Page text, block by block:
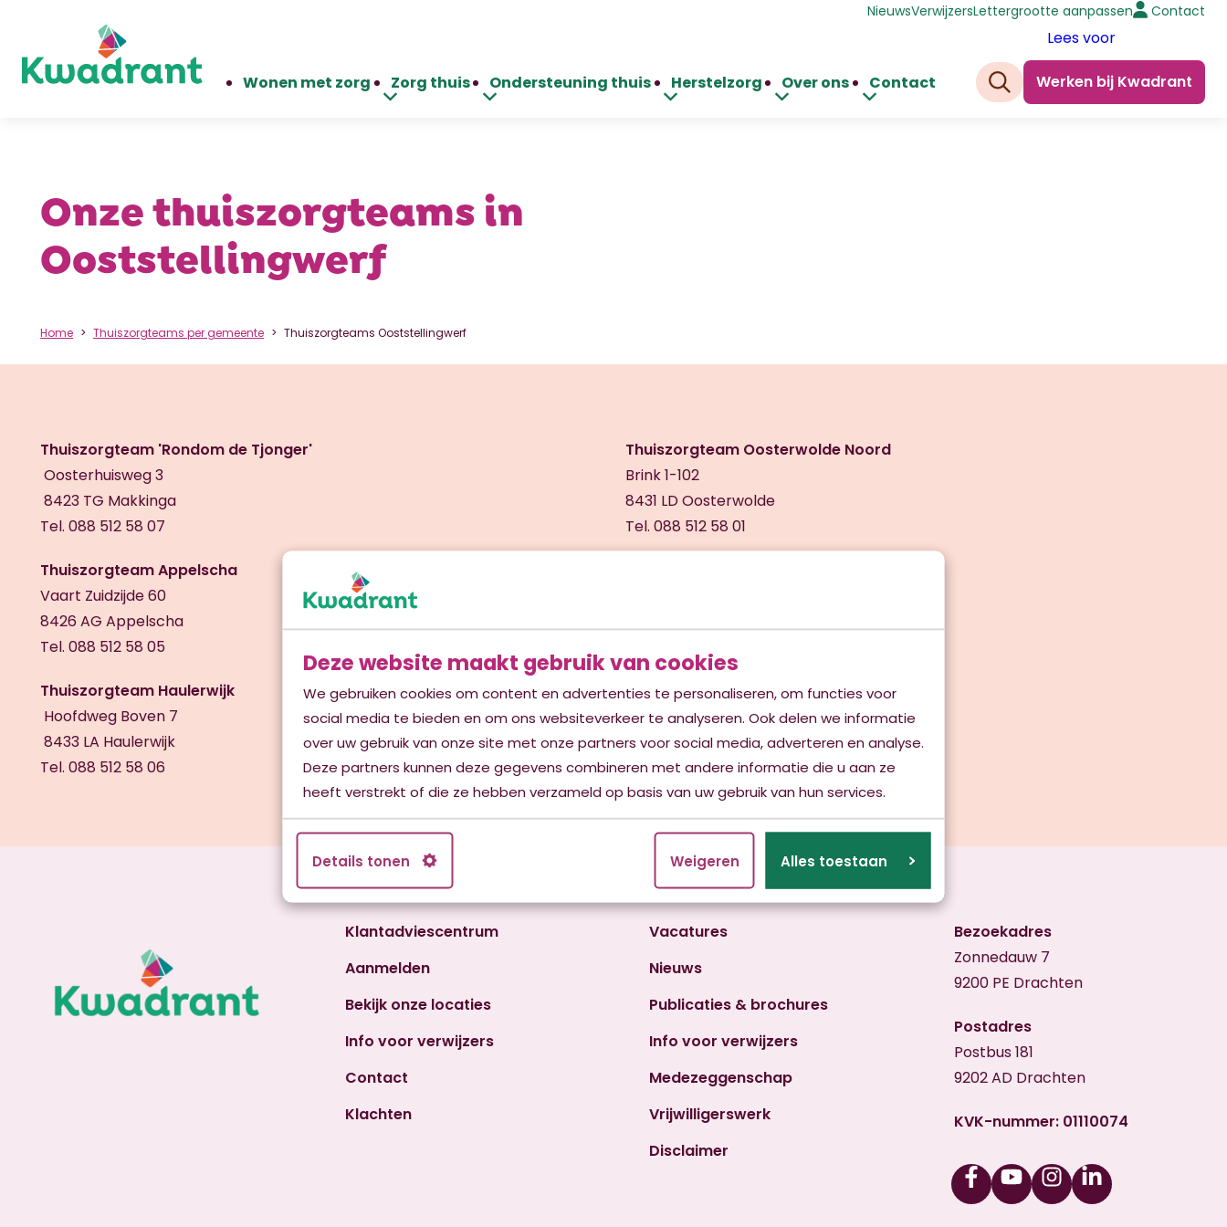
Deze website maakt gebruik van cookies
We gebruiken cookies om content en advertenties te personaliseren, om functies voor
social media te bieden en om ons websiteverkeer te analyseren. Ook delen we informatie
over uw gebruik van onze site met onze partners voor social media, adverteren en analyse.
Deze partners kunnen deze gegevens combineren met andere informatie die u aan ze
heeft verstrekt of die ze hebben verzameld op basis van uw gebruik van hun services.
Details tonen Weigeren Alles toestaan
Wonen met zorg Zorg thuis Ondersteuning thuis Herstelzorg Over ons Contact
Lees voor
Zoeken
Werken bij Kwadrant
NieuwsVerwijzersLettergrootte aanpassen Contact
Onze thuiszorgteams in
Ooststellingwerf
Home Thuiszorgteams per gemeente Thuiszorgteams Ooststellingwerf
Thuiszorgteam 'Rondom de Tjonger'
Oosterhuisweg 3
8423 TG Makkinga
Tel. 088 512 58 07
Thuiszorgteam Appelscha
Vaart Zuidzijde 60
8426 AG Appelscha
Tel. 088 512 58 05
Thuiszorgteam Haulerwijk
Hoofdweg Boven 7
8433 LA Haulerwijk
Tel. 088 512 58 06
Thuiszorgteam Oosterwolde Noord
Brink 1-102
8431 LD Oosterwolde
Tel. 088 512 58 01
Klantadviescentrum
Aanmelden
Bekijk onze locaties
Info voor verwijzers
Contact
Klachten
Vacatures
Nieuws
Publicaties & brochures
Info voor verwijzers
Medezeggenschap
Vrijwilligerswerk
Disclaimer
Bezoekadres
Zonnedauw 7
9200 PE Drachten
Postadres
Postbus 181
9202 AD Drachten
KVK-nummer: 01110074
FacebookYoutubeInstagramLinkedin